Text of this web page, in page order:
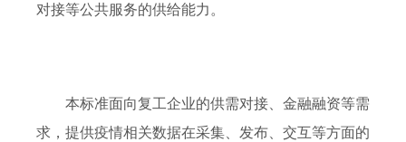
对接等公共服务的供给能力。
本标准面向复工企业的供需对接、金融融资等需
求，提供疫情相关数据在采集、发布、交互等方面的